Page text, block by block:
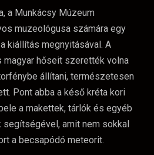
a Munkácsy Múzeum
muzeológusa számára egy
kiállítás megnyitásával. A
magyar hőseit szerették volna
állítani, természetesen
Pont abba a késő kréta kori
a makettek, tárlók és egyéb
amit nem sokkal
a becsapódó meteorit.